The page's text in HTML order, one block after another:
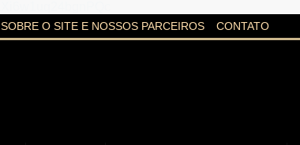
SOBRE O SITE E NOSSOS PARCEIROS CONTATO